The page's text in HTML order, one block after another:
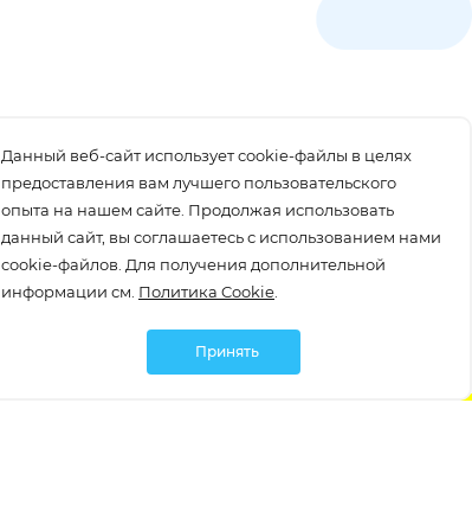
Данный веб-сайт использует cookie-файлы в целях
предоставления вам лучшего пользовательского
опыта на нашем сайте. Продолжая использовать
данный сайт, вы соглашаетесь с использованием нами
cookie-файлов. Для получения дополнительной
информации см. Политика Cookie
Принять